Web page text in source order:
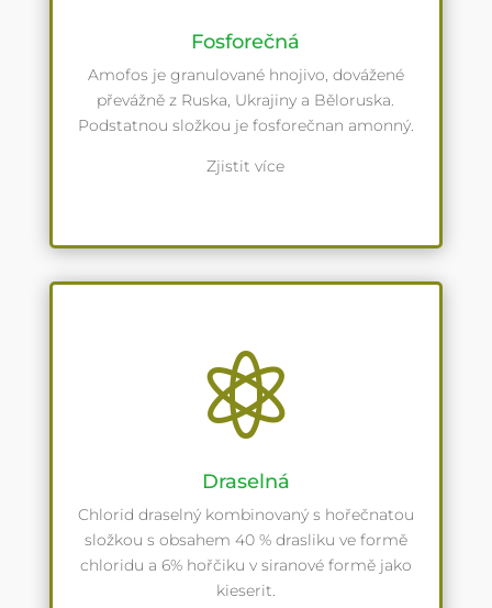
Fosforečná
Amofos je granulované hnojivo, dovážené
převážně z Ruska, Ukrajiny a Běloruska.
Podstatnou složkou je fosforečnan amonný.
Zjistit více

Draselná
Chlorid draselný kombinovaný s hořečnatou
složkou s obsahem 40 % drasliku ve formě
chloridu a 6% hořčiku v siranové formě jako
kieserit.